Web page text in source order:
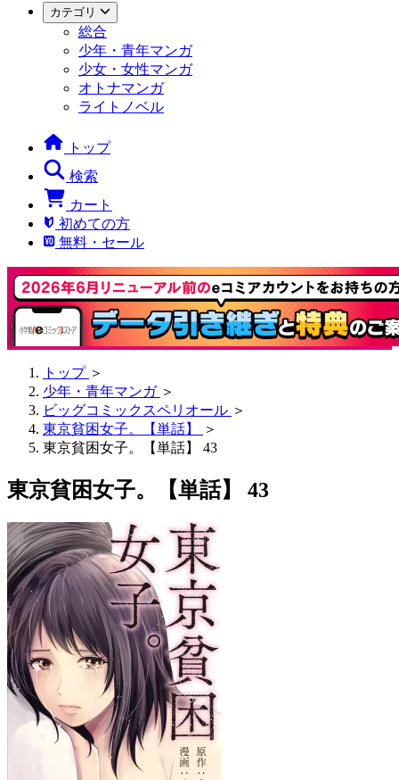
カテゴリ
総合
少年・青年マンガ
少女・女性マンガ
オトナマンガ
ライトノベル
トップ
検索
カート
初めての方
無料・セール
トップ ＞
少年・青年マンガ ＞
ビッグコミックスペリオール ＞
東京貧困女子。【単話】
＞
東京貧困女子。【単話】 43
東京貧困女子。【単話】 43